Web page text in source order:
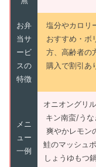
お弁
当サ
ービ
スの
特徴
塩分やカロリ
おすすめ・ボ
方、高齢者の
購入で割引あ
メニ
ュー
一例
オニオングリ
キン南蛮/う
爽やかレモン
鮭のマッシュ
しょうゆもつ